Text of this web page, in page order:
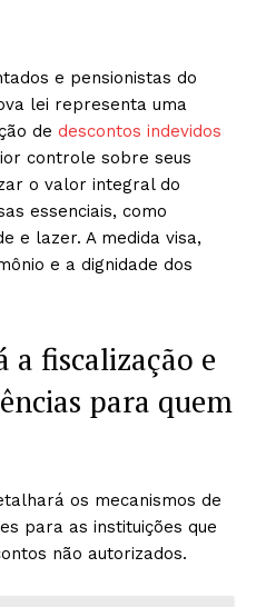
e pensionistas do
lei representa uma
de descontos indevidos
controle sobre seus
o valor integral do
essenciais, como
e lazer. A medida visa,
e a dignidade dos
a fiscalização e
para quem
os mecanismos de
para as instituições que
não autorizados.